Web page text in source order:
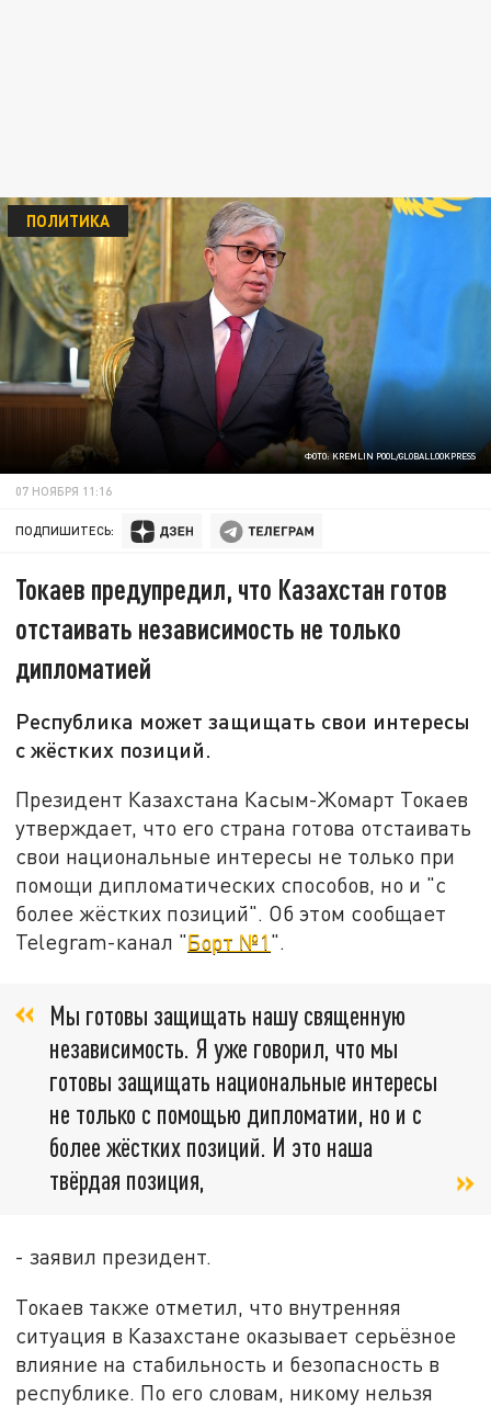
ФОТО: KREMLIN POOL/GLOBALLOOKPRESS
ПОЛИТИКА
07 НОЯБРЯ 11:16
ПОДПИШИТЕСЬ:
Токаев предупредил, что Казахстан готов
отстаивать независимость не только
дипломатией
Республика может защищать свои интересы
с жёстких позиций.
Президент Казахстана Касым-Жомарт Токаев
утверждает, что его страна готова отстаивать
свои национальные интересы не только при
помощи дипломатических способов, но и "с
более жёстких позиций". Об этом сообщает
Telegram-канал "Борт №1".
Мы готовы защищать нашу священную
независимость. Я уже говорил, что мы
готовы защищать национальные интересы
не только с помощью дипломатии, но и с
более жёстких позиций. И это наша
твёрдая позиция,
- заявил президент.
Токаев также отметил, что внутренняя
ситуация в Казахстане оказывает серьёзное
влияние на стабильность и безопасность в
республике. По его словам, никому нельзя